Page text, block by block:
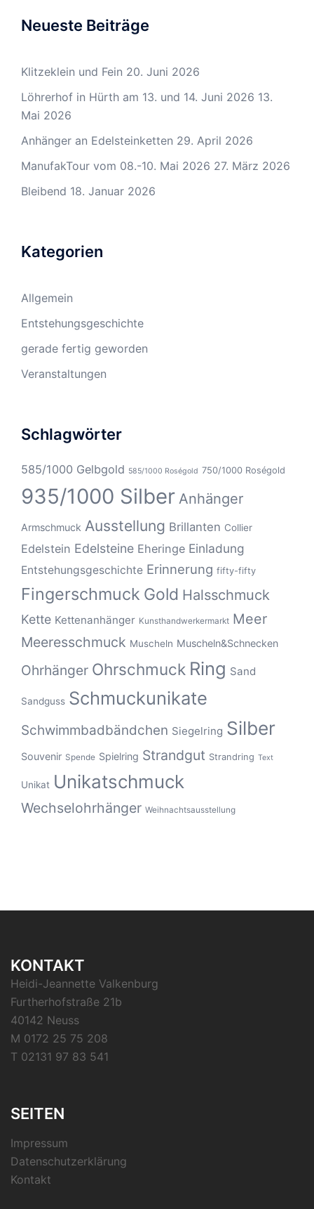
Neueste Beiträge
Klitzeklein und Fein 20. Juni 2026
Löhrerhof in Hürth am 13. und 14. Juni 2026 13.
Mai 2026
Anhänger an Edelsteinketten 29. April 2026
ManufakTour vom 08.-10. Mai 2026 27. März 2026
Bleibend 18. Januar 2026
Kategorien
Allgemein
Entstehungsgeschichte
gerade fertig geworden
Veranstaltungen
Schlagwörter
585/1000 Gelbgold 585/1000 Roségold 750/1000 Roségold
935/1000 Silber Anhänger
Armschmuck Ausstellung Brillanten Collier
Edelstein Edelsteine Eheringe Einladung
Entstehungsgeschichte Erinnerung fifty-fifty
Fingerschmuck Gold Halsschmuck
Kette Kettenanhänger Kunsthandwerkermarkt Meer
Meeresschmuck Muscheln Muscheln&Schnecken
Ohrhänger Ohrschmuck Ring Sand
Sandguss Schmuckunikate
Schwimmbadbändchen Siegelring Silber
Souvenir Spende Spielring Strandgut Strandring Text
Unikat Unikatschmuck
Wechselohrhänger Weihnachtsausstellung
KONTAKT
Heidi-Jeannette Valkenburg
Furtherhofstraße 21b
40142 Neuss
M 0172 25 75 208
T 02131 97 83 541
SEITEN
Impressum
Datenschutzerklärung
Kontakt